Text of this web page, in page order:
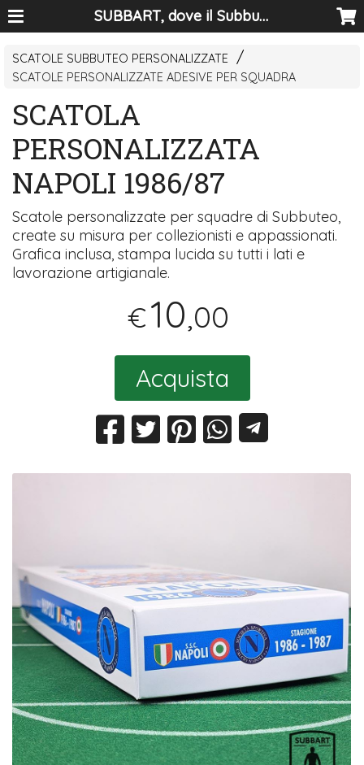
SUBBART, dove il Subbuteo diventa arte
SCATOLE SUBBUTEO PERSONALIZZATE
SCATOLE PERSONALIZZATE ADESIVE PER SQUADRA
SCATOLA
PERSONALIZZATA
NAPOLI 1986/87
Scatole personalizzate per squadre di Subbuteo,
create su misura per collezionisti e appassionati.
Grafica inclusa, stampa lucida su tutti i lati e
lavorazione artigianale.
€10,00
Acquista